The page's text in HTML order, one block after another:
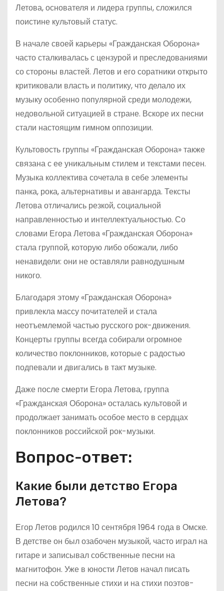
Летова, основателя и лидера группы, сложился
поистине культовый статус.
В начале своей карьеры «Гражданская Оборона»
часто сталкивалась с цензурой и преследованиями
со стороны властей. Летов и его соратники открыто
критиковали власть и политику, что делало их
музыку особенно популярной среди молодежи,
недовольной ситуацией в стране. Вскоре их песни
стали настоящим гимном оппозиции.
Культовость группы «Гражданская Оборона» также
связана с ее уникальным стилем и текстами песен.
Музыка коллектива сочетала в себе элементы
панка, рока, альтернативы и авангарда. Тексты
Летова отличались резкой, социальной
направленностью и интеллектуальностью. Со
словами Егора Летова «Гражданская Оборона»
стала группой, которую либо обожали, либо
ненавидели: они не оставляли равнодушным
никого.
Благодаря этому «Гражданская Оборона»
привлекла массу почитателей и стала
неотъемлемой частью русского рок-движения.
Концерты группы всегда собирали огромное
количество поклонников, которые с радостью
подпевали и двигались в такт музыке.
Даже после смерти Егора Летова, группа
«Гражданская Оборона» осталась культовой и
продолжает занимать особое место в сердцах
поклонников российской рок-музыки.
Вопрос-ответ:
Какие были детство Егора
Летова?
Егор Летов родился 10 сентября 1964 года в Омске.
В детстве он был озабочен музыкой, часто играл на
гитаре и записывал собственные песни на
магнитофон. Уже в юности Летов начал писать
песни на собственные стихи и на стихи поэтов-